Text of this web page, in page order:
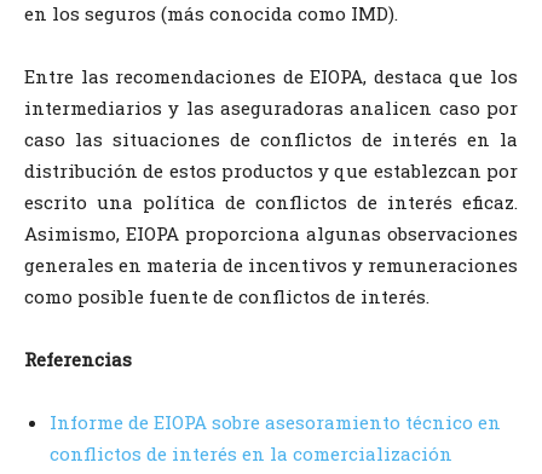
en los seguros (más conocida como IMD).
Entre las recomendaciones de EIOPA, destaca que los
intermediarios y las aseguradoras analicen caso por
caso las situaciones de conflictos de interés en la
distribución de estos productos y que establezcan por
escrito una política de conflictos de interés eficaz.
Asimismo, EIOPA proporciona algunas observaciones
generales en materia de incentivos y remuneraciones
como posible fuente de conflictos de interés.
Referencias
Informe de EIOPA sobre asesoramiento técnico en
conflictos de interés en la comercialización